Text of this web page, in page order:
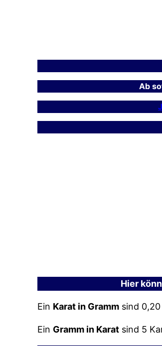
Ab
Hier
Ein Karat in Gramm sind 0,20
Ein Gramm in Karat sind 5